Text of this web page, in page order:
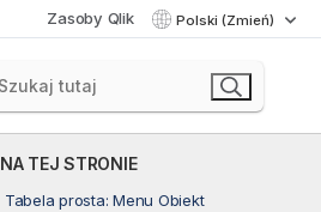
Zasoby Qlik Polski (Zmień)
NA TEJ STRONIE
Tabela prosta: Menu Obiekt